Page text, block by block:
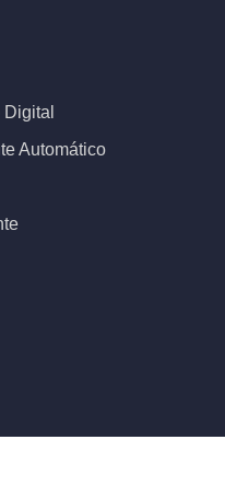
Automático